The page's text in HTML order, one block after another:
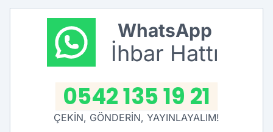
WhatsApp
İhbar Hattı
0542 135 19 21
ÇEKİN, GÖNDERİN, YAYINLAYALIM!